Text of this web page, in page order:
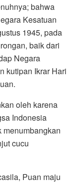
bahwa
Kesatuan
1945, pada
baik dari
Negara
kutipan Ikrar Hari
oleh karena
Indonesia
menumbangkan
cucu
Puan maju